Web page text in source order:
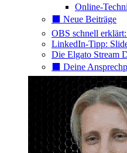
Online-
⬛️ Neue Beiträge
OBS schnell
LinkedIn-Tipp:
Die Elgato Stream
⬛️ Deine